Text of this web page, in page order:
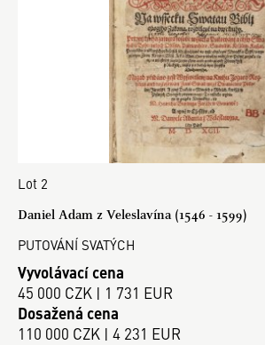
Lot 2
Daniel Adam z Veleslavína (1546 - 1599)
PUTOVÁNÍ SVATÝCH
Vyvolávací cena
45 000 CZK | 1 731 EUR
Dosažená cena
110 000 CZK | 4 231 EUR